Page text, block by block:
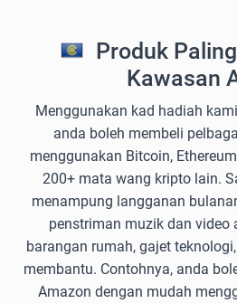
Produk
Kawasan
Menggunakan kad hadiah
anda boleh membeli
menggunakan Bitcoin,
200+ mata wang kripto lain.
menampung langganan
penstriman muzik dan video
barangan rumah, gajet
membantu. Contohnya, anda
Amazon dengan mudah